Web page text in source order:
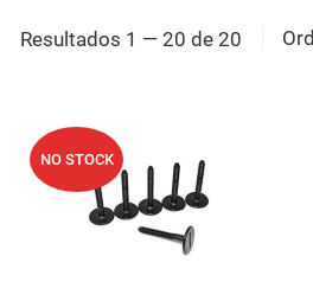
Resultados 1 — 20 de 20
NO STOCK